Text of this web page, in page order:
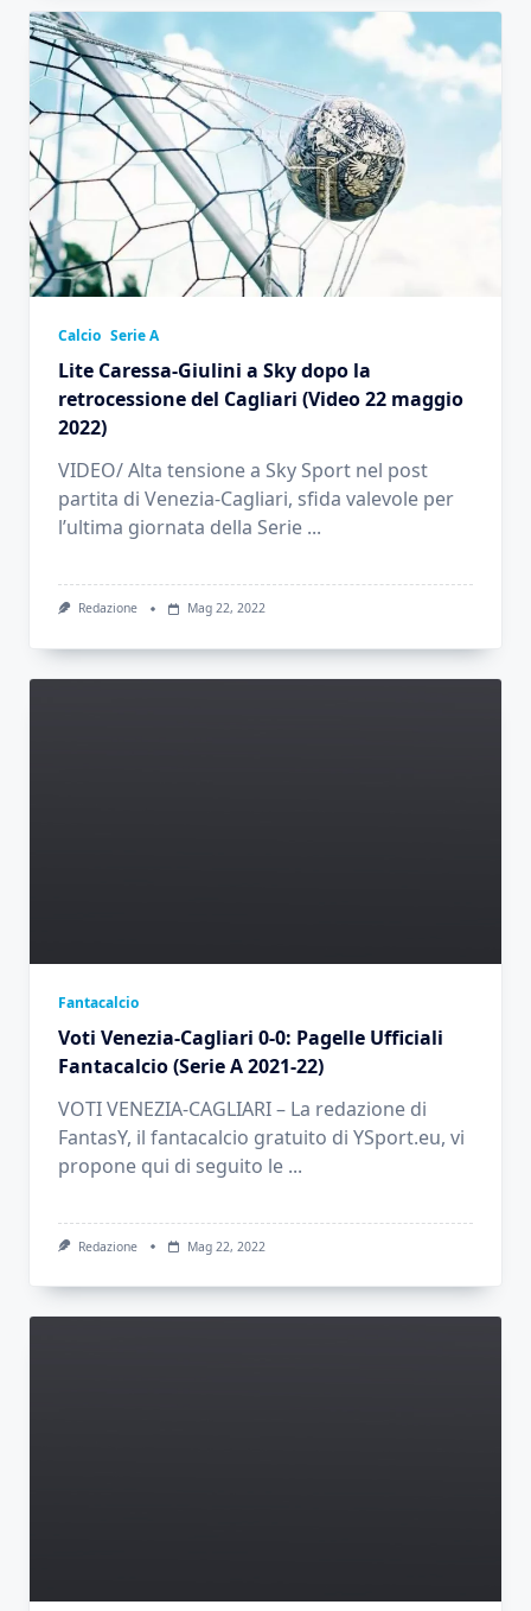
Calcio Serie A
Lite Caressa-Giulini a Sky dopo la
retrocessione del Cagliari (Video 22 maggio
2022)
VIDEO/ Alta tensione a Sky Sport nel post
partita di Venezia-Cagliari, sfida valevole per
l’ultima giornata della Serie ...
Redazione Mag 22, 2022
Fantacalcio
Voti Venezia-Cagliari 0-0: Pagelle Ufficiali
Fantacalcio (Serie A 2021-22)
VOTI VENEZIA-CAGLIARI – La redazione di
FantasY, il fantacalcio gratuito di YSport.eu, vi
propone qui di seguito le ...
Redazione Mag 22, 2022